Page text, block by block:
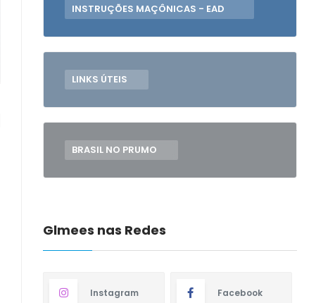
INSTRUÇÕES MAÇÔNICAS - EAD
LINKS ÚTEIS
BRASIL NO PRUMO
Glmees nas Redes
Instagram Facebook